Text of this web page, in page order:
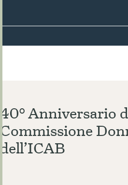
40° Anniversario
Commissione
dell’ICAB